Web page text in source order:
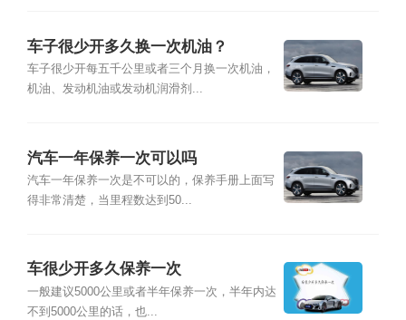
车子很少开多久换一次机油？
车子很少开每五千公里或者三个月换一次机油，
机油、发动机油或发动机润滑剂...
汽车一年保养一次可以吗
汽车一年保养一次是不可以的，保养手册上面写
得非常清楚，当里程数达到50...
车很少开多久保养一次
一般建议5000公里或者半年保养一次，半年内达
不到5000公里的话，也...